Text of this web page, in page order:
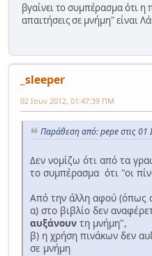
βγαίνει το συμπέρασμα ότι η
απαιτήσεις σε μνήμη" είναι
_sleeper
02 Ιουν 2012, 01:47:39 ΠΜ
Παράθεση από: pepe στις
Δεν νομίζω ότι από τα
το συμπέρασμα ότι "οι
Από την άλλη αφού (όπως
α) στο βιβλίο δεν
αυξάνουν τη μνήμη",
β) η χρήση πινάκων δεν
σε μνήμη